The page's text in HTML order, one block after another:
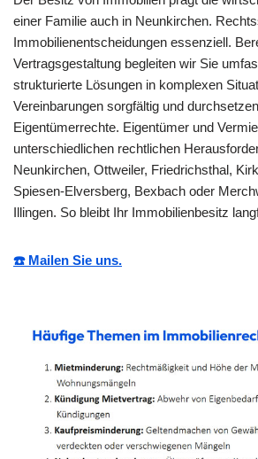
einer Familie auch in Neunkirchen.
Immobilienentscheidungen essenziell.
Vertragsgestaltung begleiten wir Sie
strukturierte Lösungen in komplexen
Vereinbarungen sorgfältig und
Eigentümerrechte. Eigentümer und
unterschiedlichen rechtlichen
Neunkirchen, Ottweiler, Friedrichsthal,
Spiesen-Elversberg, Bexbach oder
Illingen. So bleibt Ihr Immobilienbesitz
☎️ Mailen Sie uns.